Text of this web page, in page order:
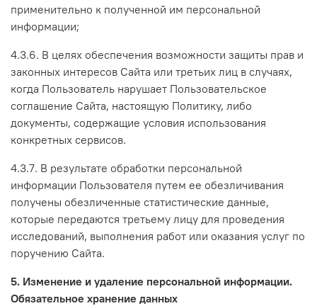
применительно к полученной им персональной
информации;
4.3.6. В целях обеспечения возможности защиты прав и
законных интересов Сайта или третьих лиц в случаях,
когда Пользователь нарушает Пользовательское
соглашение Сайта, настоящую Политику, либо
документы, содержащие условия использования
конкретных сервисов.
4.3.7. В результате обработки персональной
информации Пользователя путем ее обезличивания
получены обезличенные статистические данные,
которые передаются третьему лицу для проведения
исследований, выполнения работ или оказания услуг по
поручению Сайта.
5. Изменение и удаление персональной информации.
Обязательное хранение данных